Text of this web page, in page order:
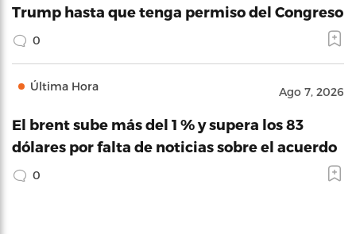
Trump hasta que tenga permiso del Congreso
0
Última Hora Ago 7, 2026
El brent sube más del 1 % y supera los 83
dólares por falta de noticias sobre el acuerdo
0